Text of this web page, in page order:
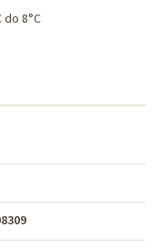
8°C